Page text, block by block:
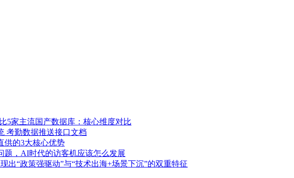
5家主流国产数据库：核心维度对比
考勤数据推送接口文档
供的3大核心优势
题，AI时代的访客机应该怎么发展
出“政策强驱动”与“技术出海+场景下沉”的双重特征